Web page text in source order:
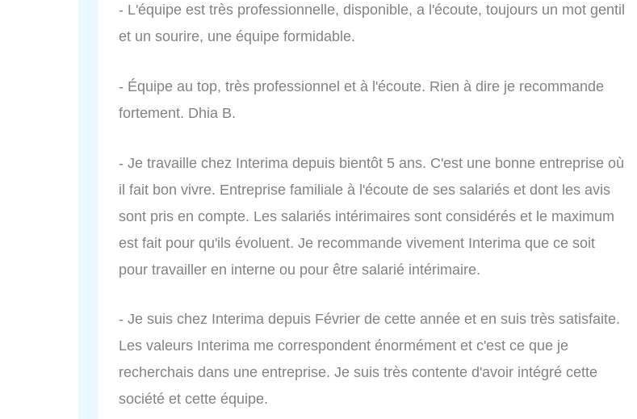
- L'équipe est très professionnelle, disponible, a l'écoute, toujours un mot gentil
et un sourire, une équipe formidable.
- Équipe au top, très professionnel et à l'écoute. Rien à dire je recommande
fortement. Dhia B.
- Je travaille chez Interima depuis bientôt 5 ans. C'est une bonne entreprise où
il fait bon vivre. Entreprise familiale à l'écoute de ses salariés et dont les avis
sont pris en compte. Les salariés intérimaires sont considérés et le maximum
est fait pour qu'ils évoluent. Je recommande vivement Interima que ce soit
pour travailler en interne ou pour être salarié intérimaire.
- Je suis chez Interima depuis Février de cette année et en suis très satisfaite.
Les valeurs Interima me correspondent énormément et c'est ce que je
recherchais dans une entreprise. Je suis très contente d'avoir intégré cette
société et cette équipe.